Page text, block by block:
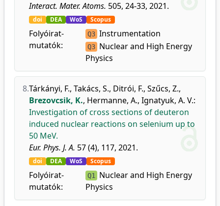
Interact. Mater. Atoms. 505, 24-33, 2021.
doi DEA WoS Scopus
Folyóirat-
mutatók:
Q3 Instrumentation
Q3 Nuclear and High Energy
Physics
8.Tárkányi, F., Takács, S., Ditrói, F., Szűcs, Z.,
Brezovcsik, K., Hermanne, A., Ignatyuk, A. V.:
Investigation of cross sections of deuteron
induced nuclear reactions on selenium up to
50 MeV.
Eur. Phys. J. A. 57 (4), 117, 2021.
doi DEA WoS Scopus
Folyóirat-
mutatók:
Q1
Nuclear and High Energy
Physics